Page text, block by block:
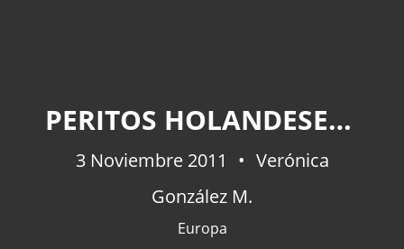
PERITOS HOLANDESES ASESORAN A NUEVA YORK TRAS "IRENE"
3 Noviembre 2011
Verónica
González M.
Europa